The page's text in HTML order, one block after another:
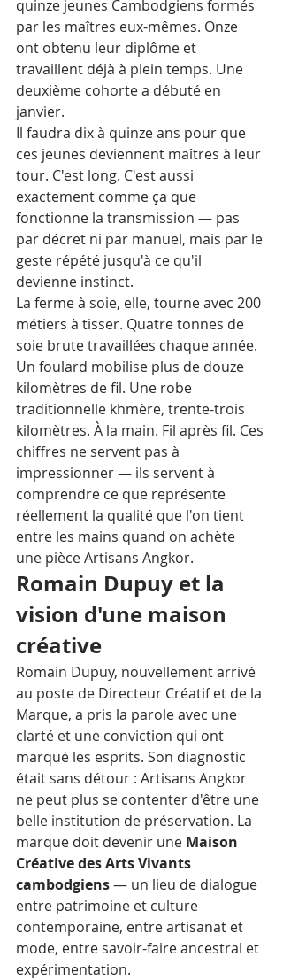
quinze jeunes Cambodgiens formés
par les maîtres eux-mêmes. Onze
ont obtenu leur diplôme et
travaillent déjà à plein temps. Une
deuxième cohorte a débuté en
janvier.
Il faudra dix à quinze ans pour que
ces jeunes deviennent maîtres à leur
tour. C'est long. C'est aussi
exactement comme ça que
fonctionne la transmission — pas
par décret ni par manuel, mais par le
geste répété jusqu'à ce qu'il
devienne instinct.
La ferme à soie, elle, tourne avec 200
métiers à tisser. Quatre tonnes de
soie brute travaillées chaque année.
Un foulard mobilise plus de douze
kilomètres de fil. Une robe
traditionnelle khmère, trente-trois
kilomètres. À la main. Fil après fil. Ces
chiffres ne servent pas à
impressionner — ils servent à
comprendre ce que représente
réellement la qualité que l'on tient
entre les mains quand on achète
une pièce Artisans Angkor.
Romain Dupuy et la
vision d'une maison
créative
Romain Dupuy, nouvellement arrivé
au poste de Directeur Créatif et de la
Marque, a pris la parole avec une
clarté et une conviction qui ont
marqué les esprits. Son diagnostic
était sans détour : Artisans Angkor
ne peut plus se contenter d'être une
belle institution de préservation. La
marque doit devenir une Maison
Créative des Arts Vivants
cambodgiens — un lieu de dialogue
entre patrimoine et culture
contemporaine, entre artisanat et
mode, entre savoir-faire ancestral et
expérimentation.